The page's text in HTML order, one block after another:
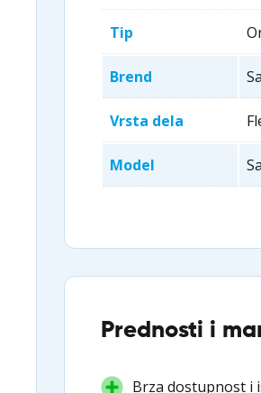
Tip
Brend
Vrsta dela
Model
Prednosti i
Brza dostupnost i